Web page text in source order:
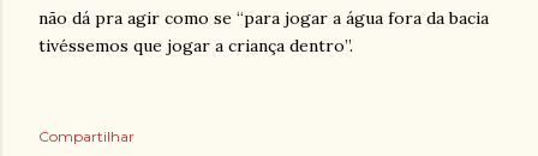
não dá pra agir como se “para jogar a água fora da bacia
tivéssemos que jogar a criança dentro”.
Compartilhar